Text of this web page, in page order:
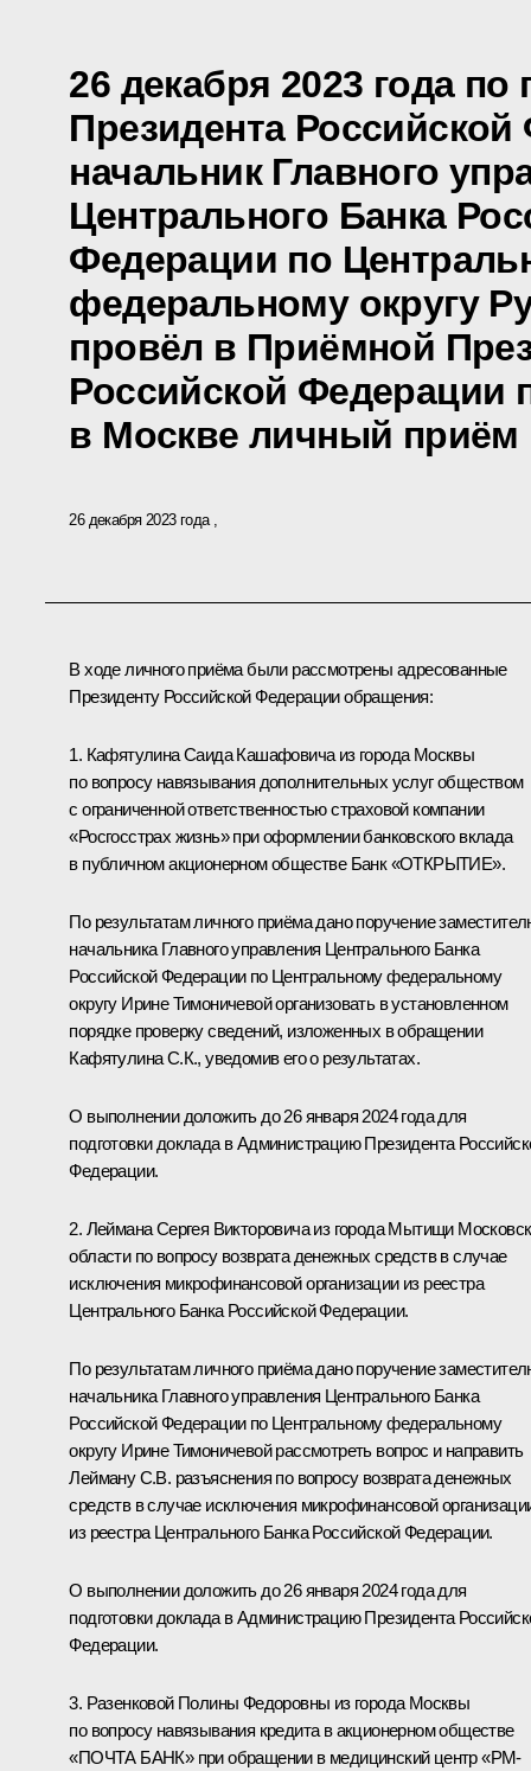
26 декабря 2023 года
Президента
начальник Главного
Центрального Банка
Федерации по
федеральному округу
провёл в Приёмной
Российской Федерации
в Москве личный приём
26 декабря 2023 года
В ходе личного приёма были рассмотрены адресованные
Президенту Российской Федерации обращения:
1. Кафятулина Саида Кашафовича из города Москвы
по вопросу навязывания дополнительных услуг обществом
с ограниченной ответственностью страховой компании
«Росгосстрах жизнь» при оформлении банковского вклада
в публичном акционерном обществе Банк «ОТКРЫТИЕ».
По результатам личного приёма дано поручение
начальника Главного управления Центрального Банка
Российской Федерации по Центральному федеральному
округу Ирине Тимоничевой организовать в установленном
порядке проверку сведений, изложенных в обращении
Кафятулина С.К., уведомив его о результатах.
О выполнении доложить до 26 января 2024 года для
подготовки доклада в Администрацию Президента
Федерации.
2. Леймана Сергея Викторовича из города Мытищи
области по вопросу возврата денежных средств в случае
исключения микрофинансовой организации из реестра
Центрального Банка Российской Федерации.
По результатам личного приёма дано поручение
начальника Главного управления Центрального Банка
Российской Федерации по Центральному федеральному
округу Ирине Тимоничевой рассмотреть вопрос и направить
Лейману С.В. разъяснения по вопросу возврата денежных
средств в случае исключения микрофинансовой
из реестра Центрального Банка Российской Федерации.
О выполнении доложить до 26 января 2024 года для
подготовки доклада в Администрацию Президента
Федерации.
3. Разенковой Полины Федоровны из города Москвы
по вопросу навязывания кредита в акционерном обществе
«ПОЧТА БАНК» при обращении в медицинский центр «РМ-